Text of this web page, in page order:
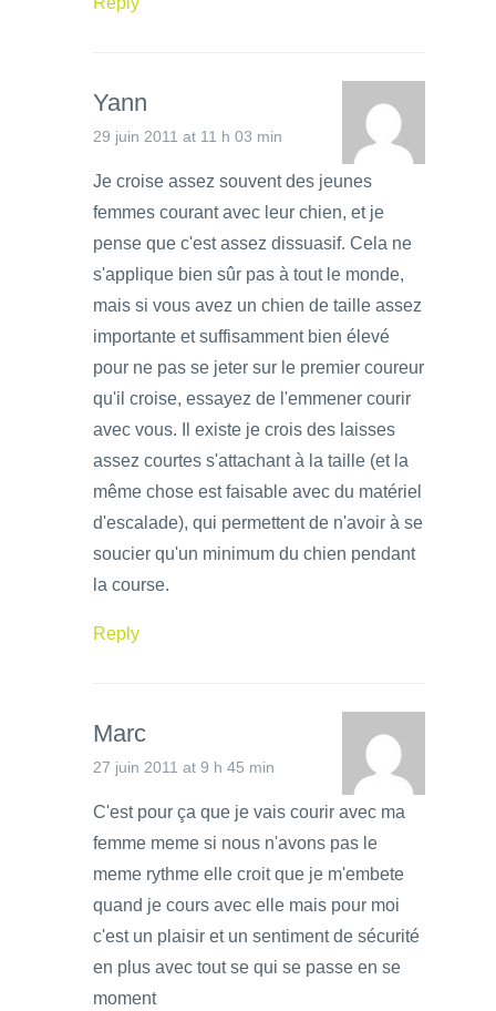
Yann
29 juin 2011 at 11 h 03 min
Je croise assez souvent des jeunes
femmes courant avec leur chien, et je
pense que c'est assez dissuasif. Cela ne
s'applique bien sûr pas à tout le monde,
mais si vous avez un chien de taille assez
importante et suffisamment bien élevé
pour ne pas se jeter sur le premier coureur
qu'il croise, essayez de l'emmener courir
avec vous. Il existe je crois des laisses
assez courtes s'attachant à la taille (et la
même chose est faisable avec du matériel
d'escalade), qui permettent de n'avoir à se
soucier qu'un minimum du chien pendant
la course.
Reply
Marc
27 juin 2011 at 9 h 45 min
C'est pour ça que je vais courir avec ma
femme meme si nous n'avons pas le
meme rythme elle croit que je m'embete
quand je cours avec elle mais pour moi
c'est un plaisir et un sentiment de sécurité
en plus avec tout se qui se passe en se
moment